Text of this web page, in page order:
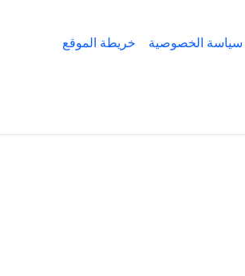
سياسة الخصوصية خريطة الموقع